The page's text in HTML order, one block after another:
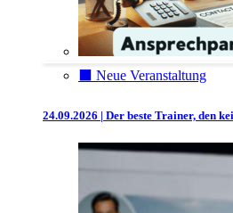
⬛️ Neue Veranstaltung
24.09.2026 | Der beste Trainer, den